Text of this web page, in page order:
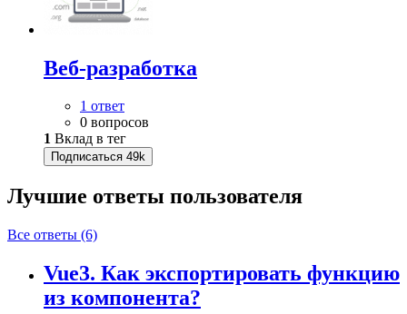
Веб-разработка
1 ответ
0 вопросов
1 Вклад в тег
Подписаться 49k
Лучшие ответы пользователя
Все ответы (6)
Vue3. Как экспортировать функцию
из компонента?